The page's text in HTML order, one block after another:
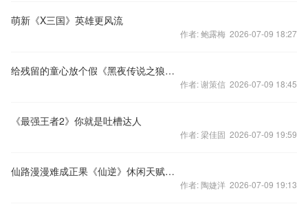
萌新《X三国》英雄更风流
作者: 鲍露梅 2026-07-09 18:27
给残留的童心放个假《黑夜传说之狼人归来》
作者: 谢策信 2026-07-09 18:45
《最强王者2》你就是吐槽达人
作者: 梁佳固 2026-07-09 19:59
仙路漫漫难成正果《仙逆》休闲天赋邀你来测
作者: 陶婕洋 2026-07-09 19:13